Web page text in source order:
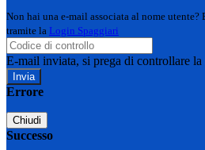
Non hai una e-mail associata al nome utente?
tramite la Login Spaggiari
E-mail inviata, si prega di controllare la
Errore
Chiudi
Successo